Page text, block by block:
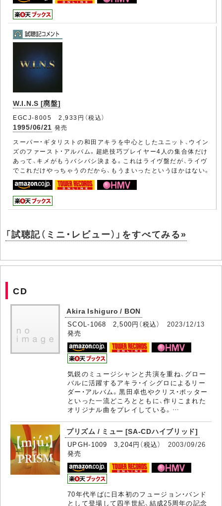
W.I.N.S [廃盤]
EGCJ-8005 2,933円（税込）
1995/06/21 発売
スーパー・ギタリストの和田アキラを中心としたユニット、ウイン
ズのファースト・アルバム。超絶技巧プレイヤー4人の集合体だけ
あって、キメがもうバシバシ決まる。これはライヴ盤だが、ライヴ
でこれだけやっちゃうのだから、もうまいったというほかはない。
「試聴記（ミニ・レビュー）」をすべてみる»
CD
Akira Ishiguro / BON
SCOL-1068 2,500円（税込） 2023/12/13
発売
気鋭のミュージシャンと共演を重ね、グロー
バルに活躍するアキラ・イシグロによるリー
ダー・アルバム。黒田卓也やクリス・ポッター
といった一流どころとともに、作りこまれた
オリジナル曲をプレイしている。…
プリズム / ミュー [SA-CDハイブリッド]
UPGH-1009 3,204円（税込） 2003/09/26
発売
70年代半ばに日本初のフュージョン・バンド
として登場して四半世紀、結成25周年の記念